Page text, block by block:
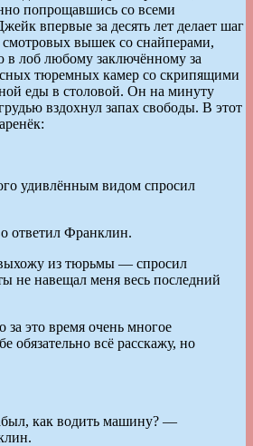
попрощавшись со всеми
впервые за десять лет делает шаг
смотровых вышек со снайперами,
в лоб любому заключённому за
тюремных камер со скрипящими
еды в столовой. Он на минуту
вздохнул запах свободы. В этот
удивлённым видом спросил
ответил Франклин.
из тюрьмы — спросил
не навещал меня весь последний
это время очень многое
обязательно всё расскажу, но
как водить машину? —